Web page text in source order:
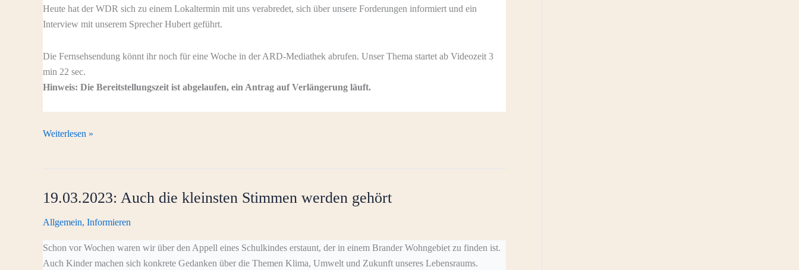
Heute hat der WDR sich zu einem Lokaltermin mit uns verabredet, sich über unsere Forderungen informiert und ein
Interview mit unserem Sprecher Hubert geführt.
Die Fernsehsendung könnt ihr noch für eine Woche in der ARD-Mediathek abrufen. Unser Thema startet ab Videozeit 3
min 22 sec.
Hinweis: Die Bereitstellungszeit ist abgelaufen, ein Antrag auf Verlängerung läuft.
22.03.2023:
Ort
Weiterlesen »
19.03.2023: Auch die kleinsten Stimmen werden gehört
Allgemein, Informieren
Schon vor Wochen waren wir über den Appell eines Schulkindes erstaunt, der in einem Brander Wohngebiet zu finden ist.
Auch Kinder machen sich konkrete Gedanken über die Themen Klima, Umwelt und Zukunft unseres Lebensraums.